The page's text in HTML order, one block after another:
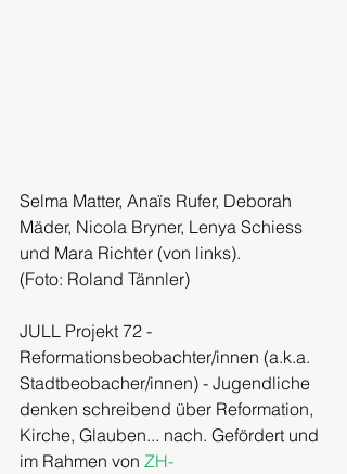
Selma Matter, Anaïs Rufer, Deborah
Mäder, Nicola Bryner, Lenya Schiess
und Mara Richter (von links).
(Foto: Roland Tännler)
JULL Projekt 72 -
Reformationsbeobachter/innen (a.k.a.
Stadtbeobacher/innen) - Jugendliche
denken schreibend über Reformation,
Kirche, Glauben... nach. Gefördert und
im Rahmen von ZH-